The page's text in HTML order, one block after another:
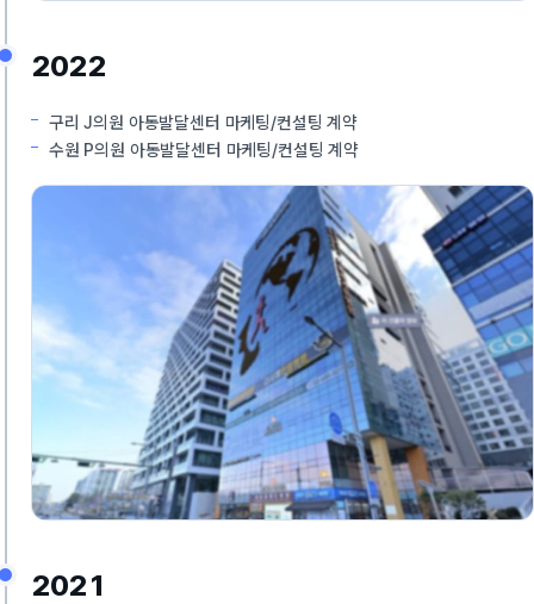
2022
구리 J의원 아동발달센터 마케팅/컨설팅 계약
수원 P의원 아동발달센터 마케팅/컨설팅 계약
2021